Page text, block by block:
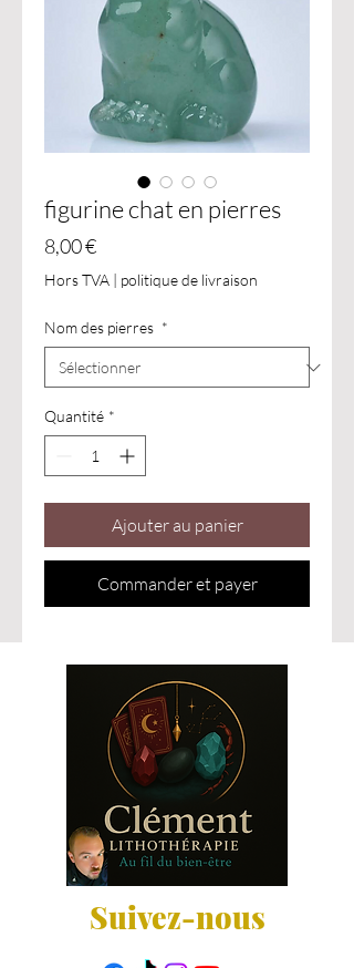
figurine chat en pierres
8,00 €Prix
Hors TVA | politique de livraison
Nom des pierres *
Quantité *
Ajouter au panier
Commander et payer
Suivez-nous